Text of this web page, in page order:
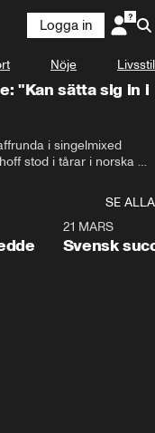
Logga in
Nöje Livsstil
"Kan sätta sig in i
i singelmixed
stod i tårar i norska
Eckhoffs stöd här.
SE ALLA
21 MARS
Svensk